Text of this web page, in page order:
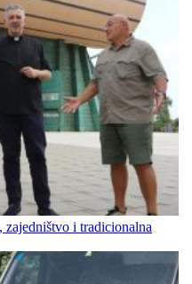
zajedništvo i tradicionalna